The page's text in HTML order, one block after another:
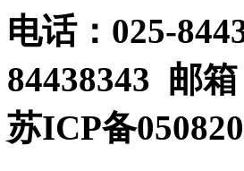
电话：025-
84438343 邮
苏ICP备